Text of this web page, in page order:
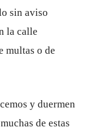
sin aviso
la calle
multas o de
y duermen
de estas